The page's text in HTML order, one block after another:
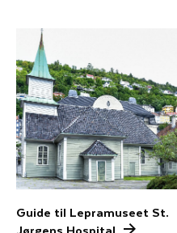
Guide til Lepramuseet St.